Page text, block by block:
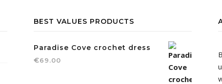
BEST VALUES PRODUCTS
Paradise Cove crochet dress
€69.00